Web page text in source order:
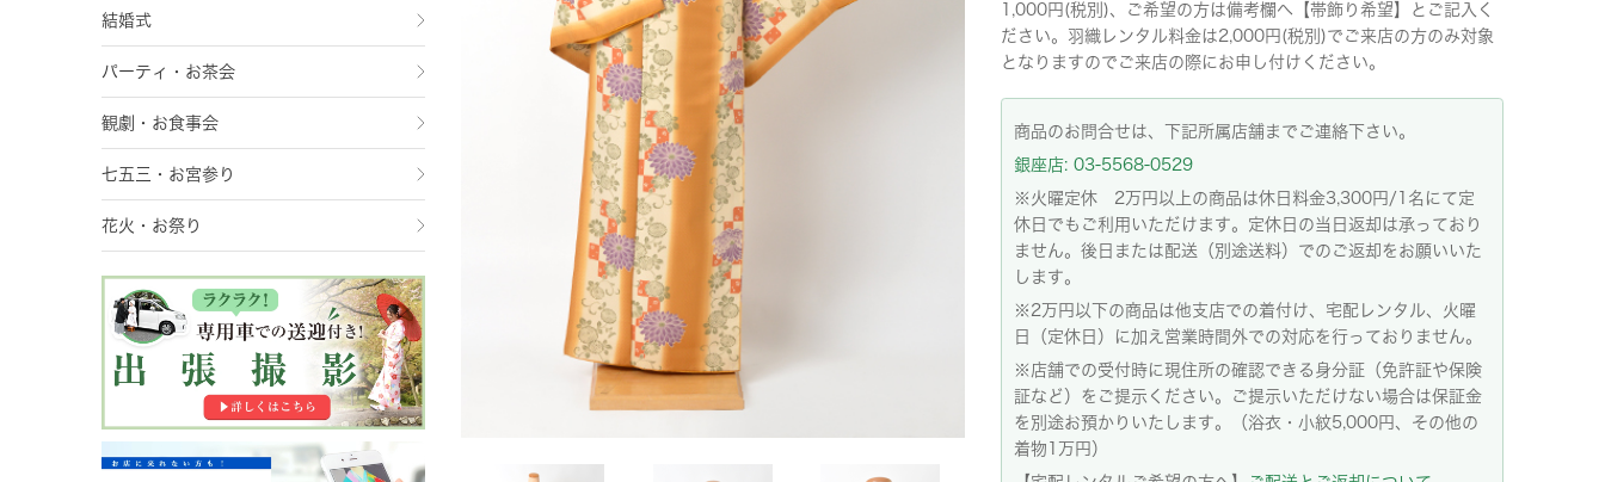
結婚式
パーティ・お茶会
観劇・お食事会
七五三・お宮参り
花火・お祭り
1,000円(税別)、ご希望の方は備考欄へ【帯飾り希望】とご記入く
ださい。羽織レンタル料金は2,000円(税別)でご来店の方のみ対象
となりますのでご来店の際にお申し付けください。
商品のお問合せは、下記所属店舗までご連絡下さい。
銀座店: 03-5568-0529
※火曜定休 2万円以上の商品は休日料金3,300円/1名にて定
休日でもご利用いただけます。定休日の当日返却は承っており
ません。後日または配送（別途送料）でのご返却をお願いいた
します。
※2万円以下の商品は他支店での着付け、宅配レンタル、火曜
日（定休日）に加え営業時間外での対応を行っておりません。
※店舗での受付時に現住所の確認できる身分証（免許証や保険
証など）をご提示ください。ご提示いただけない場合は保証金
を別途お預かりいたします。（浴衣・小紋5,000円、その他の
着物1万円）